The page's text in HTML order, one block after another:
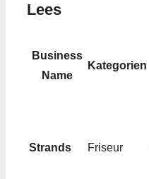
Lees
Business
Name
Kategorien
Strands Friseur